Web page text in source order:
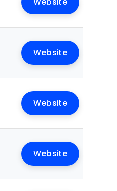
Website
Website
Website
Website